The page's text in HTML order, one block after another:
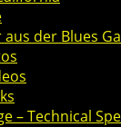
der Blues
– Technical